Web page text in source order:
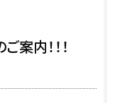
内！！！